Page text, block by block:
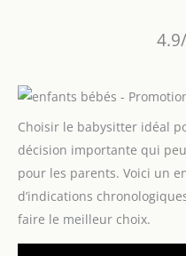
Choisir le babysitter idéal
décision importante qui
pour les parents. Voici un
d’indications
faire le meilleur choix.